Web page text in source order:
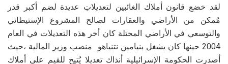
لقد خضع قانون أملاك الغائبين لتعديلاتِ عديدة لضم أكبر قدر
مُمكن من الأراضي والعقارات لصالح المشروع الإستيطاني
والتوسعي في الأراضي المحتلة كان أخر هذه التعديلات في العام
2004 حينها كان يشغل بنيامين نتنياهو منصب وزير المالية ،حيث
أصدرت الحكومة الإسرائيلية أنذاك تعديلا يُتيح للقيم على أملاك